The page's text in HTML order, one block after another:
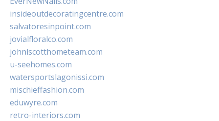
insideoutdecoratingcentre.com
salvatoresinpoint.com
jovialfloralco.com
johnlscotthometeam.com
u-seehomes.com
watersportslagonissi.com
mischieffashion.com
eduwyre.com
retro-interiors.com